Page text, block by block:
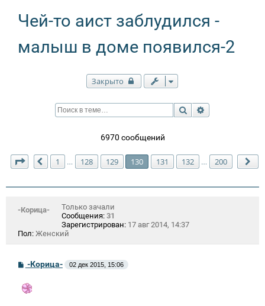
Чей-то аист заблудился -
малыш в доме появился-2
Закрыто
Поиск
6970 сообщений
Страница 130 из200
Пред.
1 … 128 129 130 131 132 … 200
-Корица-
Только зачали
Сообщения: 31
Зарегистрирован: 17 авг 2014, 14:37
Пол: Женский
С
б
щ
-Корица- 02 дек 2015, 15:06